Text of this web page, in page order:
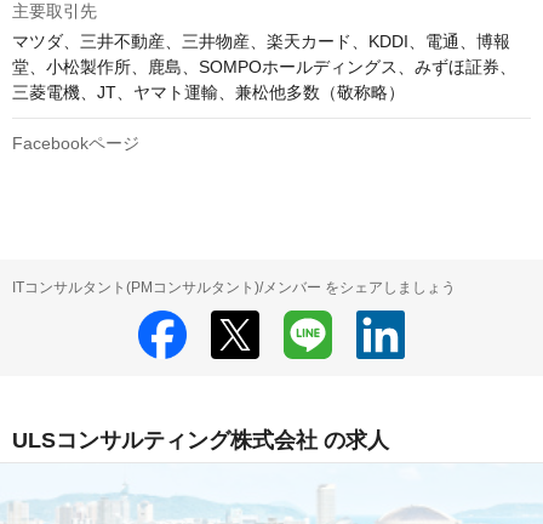
主要取引先
マツダ、三井不動産、三井物産、楽天カード、KDDI、電通、博報
堂、小松製作所、鹿島、SOMPOホールディングス、みずほ証券、
三菱電機、JT、ヤマト運輸、兼松他多数（敬称略）
Facebookページ
ITコンサルタント(PMコンサルタント)/メンバー をシェアしましょう
ULSコンサルティング株式会社 の求人